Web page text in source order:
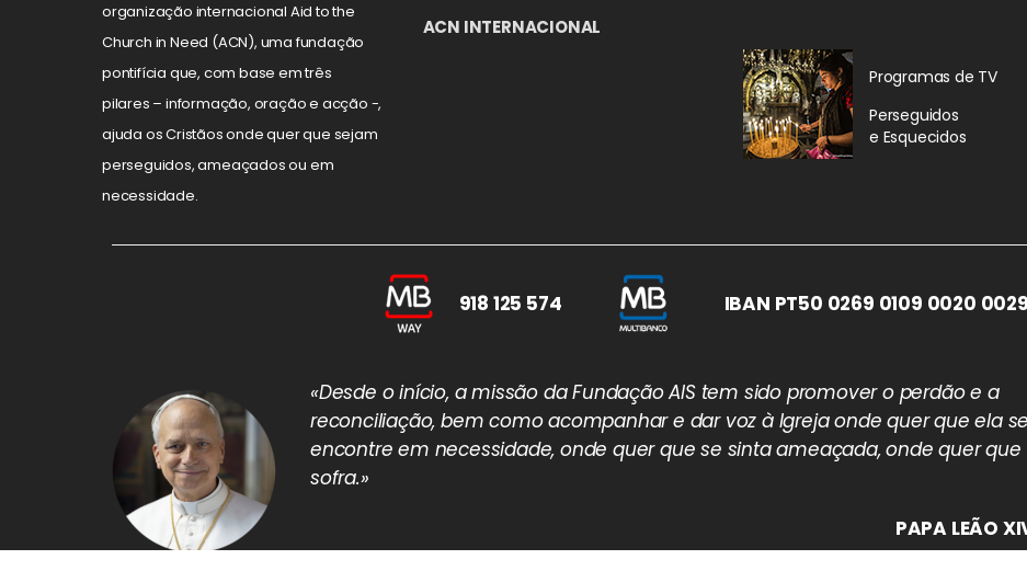
organização internacional Aid to the
Church in Need (ACN), uma fundação
pontifícia que, com base em três
pilares – informação, oração e acção -,
ajuda os Cristãos onde quer que sejam
perseguidos, ameaçados ou em
necessidade.
ACN INTERNACIONAL
Programas de TV
Perseguidos
e Esquecidos
918 125 574 IBAN PT50 0269 0109 0020
«Desde o início, a missão da Fundação AIS tem sido promover o perdão e a
reconciliação, bem como acompanhar e dar voz à Igreja onde quer que ela se
encontre em necessidade, onde quer que se sinta ameaçada, onde quer que
sofra.»
PAPA LEÃO